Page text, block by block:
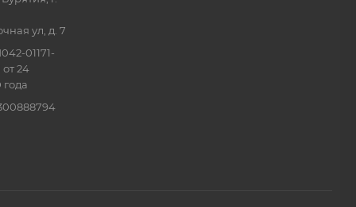
ул, д. 7
01171-
24
года